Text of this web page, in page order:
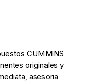
CUMMINS
originales y
asesoria